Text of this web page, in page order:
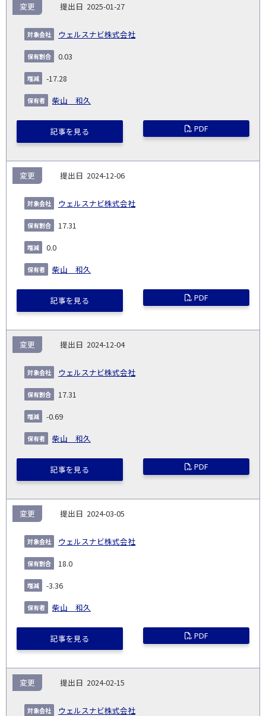
NO.
告
義
務
発
生
日
出
コー
象
業
2025-01-27
ウェルスナビ株式会社
変更
0.03
-17.28
柴山 和久
記事を見る PDF
2024-12-06
ウェルスナビ株式会社
変更
17.31
0.0
柴山 和久
記事を見る PDF
2024-12-04
ウェルスナビ株式会社
変更
17.31
-0.69
柴山 和久
記事を見る PDF
2024-03-05
ウェルスナビ株式会社
変更
18.0
-3.36
柴山 和久
記事を見る PDF
2024-02-15
ウェルスナビ株式会社
変更